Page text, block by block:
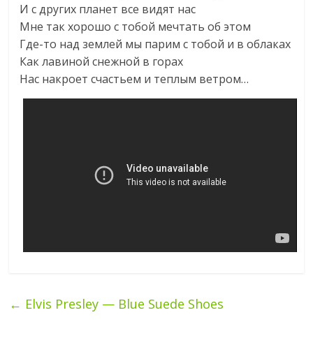
И с других планет все видят нас
Мне так хорошо с тобой мечтать об этом
Где-то над землей мы парим с тобой и в облаках
Как лавиной снежной в горах
Нас накроет счастьем и теплым ветром…
← Elvis Presley — Blue Suede Shoes